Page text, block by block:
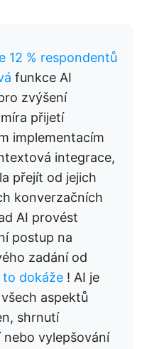
12 % respondentů
funkce AI
zvýšení
přijetí
implementacím
integrace,
přejít od jejich
konverzačních
AI provést
postup na
zadání od
to dokáže ! AI je
aspektů
shrnutí
vylepšování